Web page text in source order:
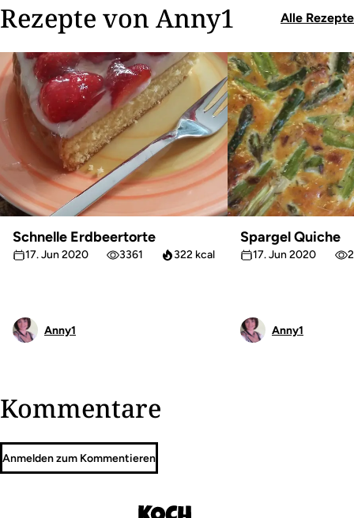
Rezepte von Anny1 Alle Rezepte
Schnelle Erdbeertorte
17. Jun 2020 3361 322 kcal
Anny1
Spargel Quiche
17. Jun 2020
Anny1
Kommentare
Anmelden zum Kommentieren